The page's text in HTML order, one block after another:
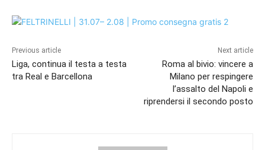
Previous article
Liga, continua il testa a testa
tra Real e Barcellona
Next article
Roma al bivio: vincere a
Milano per respingere
l’assalto del Napoli e
riprendersi il secondo posto